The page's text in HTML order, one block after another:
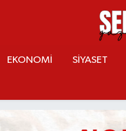
EKONOMİ SİYASET